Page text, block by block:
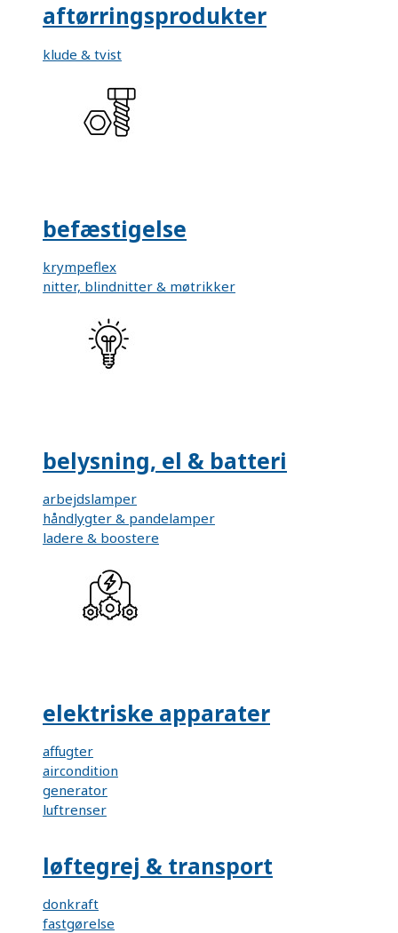
aftørringsprodukter
klude & tvist
befæstigelse
krympeflex
nitter, blindnitter & møtrikker
belysning, el & batteri
arbejdslamper
håndlygter & pandelamper
ladere & boostere
elektriske apparater
affugter
aircondition
generator
luftrenser
løftegrej & transport
donkraft
fastgørelse